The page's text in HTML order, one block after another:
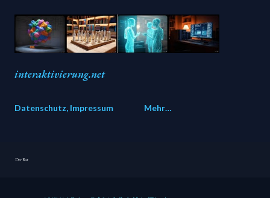
Direkt zum Hauptbereich
interaktivierung.net
Datenschutz, Impressum Mehr…
Der Rat